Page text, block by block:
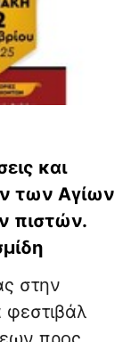
και
των Αγίων
πιστών.
στην